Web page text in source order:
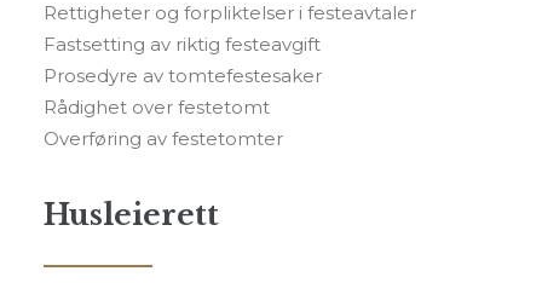
Rettigheter og forpliktelser i festeavtaler
Fastsetting av riktig festeavgift
Prosedyre av tomtefestesaker
Rådighet over festetomt
Overføring av festetomter
Husleierett